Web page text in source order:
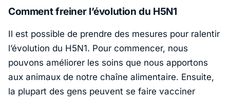
Comment freiner l’évolution du H5N1
Il est possible de prendre des mesures pour ralentir
l’évolution du H5N1. Pour commencer, nous
pouvons améliorer les soins que nous apportons
aux animaux de notre chaîne alimentaire. Ensuite,
la plupart des gens peuvent se faire vacciner